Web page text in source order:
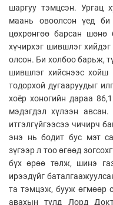
шаргуу тэмцсэн. Ургац
маань овоолсон үед би
цөхрөнгөө барсан шөнө
хүчирхэг шившлэг
олсон. Би холбоо барьж,
шившлэг хийснээс хойш
тодорхой дугааруудыг
хоёр хоногийн дараа
мэдэгдэл хүлээн
итгэлгүйгээсээ чичирч
энэ нь бодит бус мэт
зүгээр л тоо өгөөд
бүх өрөө төлж, шинэ
ирээдүйг
та тэмцэж, бууж өгмөөр
авахын тулд Лорд